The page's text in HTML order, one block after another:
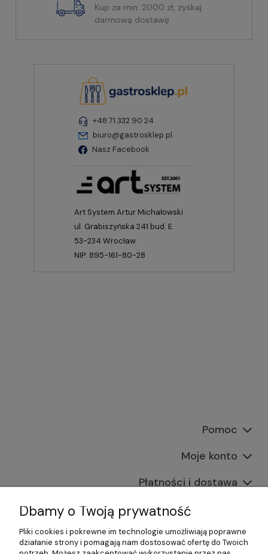
Kup za min. 2000 zł, zyskaj
darmową dostawę
+48 71 332 90 24
biuro@gastrosklep.pl
Nasz Facebook
Art System Artur Michałowski
ul. Grabiszyńska 241 bud. E
53-234 Wrocław
NIP: 895-161-80-28
Pomoc
Moje konto
Płatności i dostawa
Informacje
O nas
Dbamy o Twoją prywatność
Pliki cookies i pokrewne im technologie umożliwiają poprawne
działanie strony i pomagają nam dostosować ofertę do Twoich